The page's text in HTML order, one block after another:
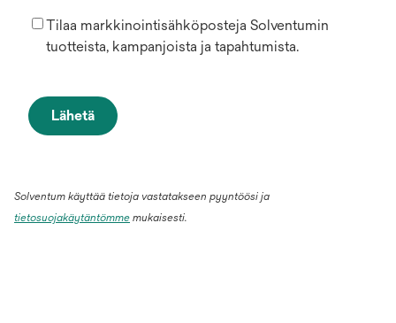
Tilaa markkinointisähköposteja Solventumin
tuotteista, kampanjoista ja tapahtumista.
Lähetä
Solventum käyttää tietoja vastatakseen pyyntöösi ja
tietosuojakäytäntömme mukaisesti.